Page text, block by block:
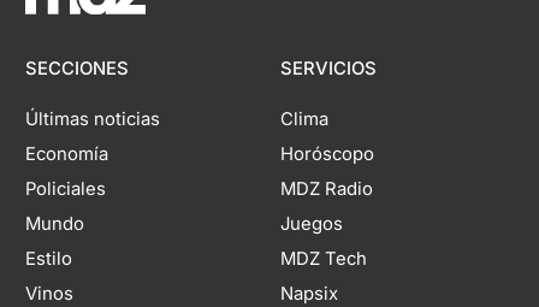
SECCIONES
Últimas noticias
Economía
Policiales
Mundo
Estilo
Vinos
SERVICIOS
Clima
Horóscopo
MDZ Radio
Juegos
MDZ Tech
Napsix